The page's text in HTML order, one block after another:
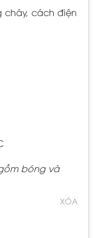
cháy, cách điện
bóng và
XÓA